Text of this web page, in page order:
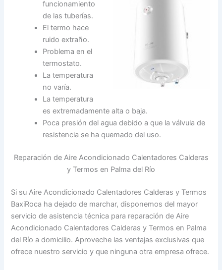
funcionamiento
de las tuberías.
El termo hace
ruido extraño.
Problema en el
termostato.
La temperatura
no varía.
La temperatura
es extremadamente alta o baja.
Poca presión del agua debido a que la válvula de
resistencia se ha quemado del uso.
Reparación de Aire Acondicionado Calentadores Calderas
y Termos en Palma del Río
Si su Aire Acondicionado Calentadores Calderas y Termos
BaxiRoca ha dejado de marchar, disponemos del mayor
servicio de asistencia técnica para reparación de Aire
Acondicionado Calentadores Calderas y Termos en Palma
del Río a domicilio. Aproveche las ventajas exclusivas que
ofrece nuestro servicio y que ninguna otra empresa ofrece.